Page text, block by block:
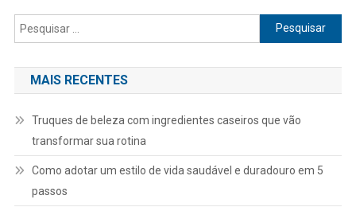
Pesquisar
por:
MAIS RECENTES
Truques de beleza com ingredientes caseiros que vão
transformar sua rotina
Como adotar um estilo de vida saudável e duradouro em 5
passos